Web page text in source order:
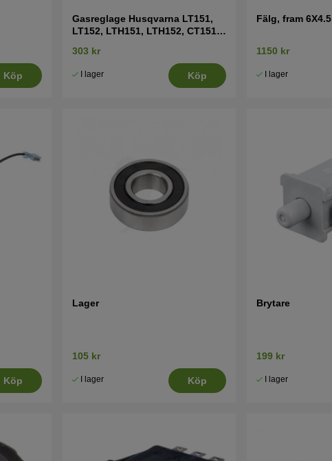
Köp
Gasreglage Husqvarna LT151,
LT152, LTH151, LTH152, CT151
303 kr
I lager Köp
Fälg, fram 6X4.5
1150 kr
I lager
Köp
Lager
105 kr
I lager Köp
Brytare
199 kr
I lager